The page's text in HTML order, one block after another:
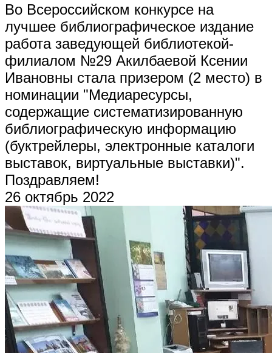
Во Всероссийском конкурсе на
лучшее библиографическое издание
работа заведующей библиотекой-
филиалом №29 Акилбаевой Ксении
Ивановны стала призером (2 место) в
номинации "Медиаресурсы,
содержащие систематизированную
библиографическую информацию
(буктрейлеры, электронные каталоги
выставок, виртуальные выставки)".
Поздравляем!
26 октябрь 2022